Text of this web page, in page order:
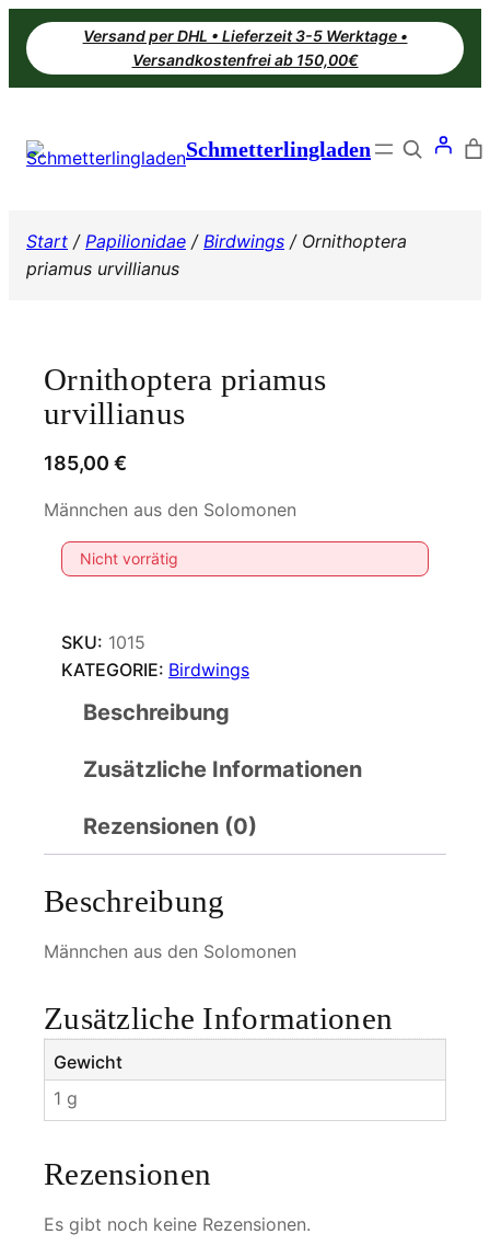
Zum
Inhalt
springen
Versand per DHL • Lieferzeit 3-5 Werktage •
Versandkostenfrei ab 150,00€
Schmetterlingladen Search
Start / Papilionidae / Birdwings / Ornithoptera
priamus urvillianus
Ornithoptera priamus
urvillianus
185,00 €
Männchen aus den Solomonen
Nicht vorrätig
SKU: 1015
KATEGORIE: Birdwings
Beschreibung
Zusätzliche Informationen
Rezensionen (0)
Beschreibung
Männchen aus den Solomonen
Zusätzliche Informationen
Gewicht
1 g
Rezensionen
Es gibt noch keine Rezensionen.